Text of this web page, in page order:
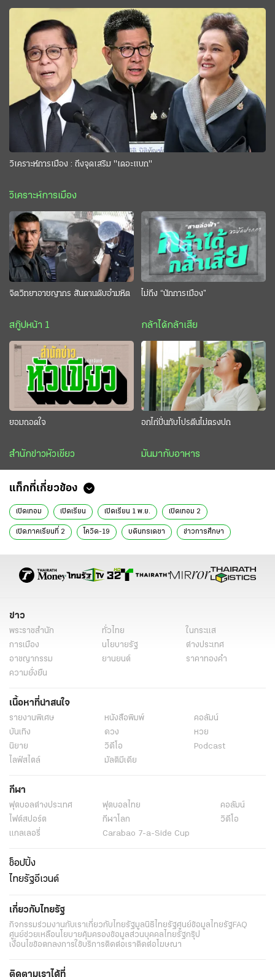
วิเคราะห์การเมือง : ถึงจุดเสริม "เดอะแบก"
วิเคราะห์การเมือง
จิตวิทยาอาชญากร สันดานดิบอำมหิต
สกู๊ปหน้า 1
ไม่ถึง “นักการเมือง”
กล้าได้กล้าเสีย
ยอมถอดใจ
สำนักข่าวหัวเขียว
อกไก่ปั่นกับโปรตีนไม่ตรงปก
มันมากับอาหาร
แท็กที่เกี่ยวข้อง
เปิดเทอม เปิดเรียน เปิดเรียน 1 พ.ย. เปิดเทอม 2
เปิดภาคเรียนที่ 2 โควิด-19 บดินทรเดชา ข่าวการศึกษา
ข่าว
พระราชสำนัก ทั่วไทย
ในกระแส
การเมือง
นโยบายรัฐ
ต่างประเทศ
อาชญากรรม
ยานยนต์
ราคาทองคำ
ความยั่งยืน
เนื้อหาที่น่าสนใจ
รายงานพิเศษ หนังสือพิมพ์
คอลัมน์
บันเทิง
ดวง
หวย
นิยาย
วิดีโอ
Podcast
ไลฟ์สไตล์
มัลติมีเดีย
กีฬา
ฟุตบอลต่่างประเทศ ฟุตบอลไทย
คอลัมน์
ไฟต์สปอร์ต
กีฬาโลก
วิดีโอ
แกลเลอรี่
Carabao 7-a-Side Cup
ช็อปปิ้ง
ไทยรัฐอีเวนต์
เกี่ยวกับไทยรัฐ
กิจกรรมร่วมงานกับเราเกี่ยวกับไทยรัฐมูลนิธิไทยรัฐศูนย์ข้อมูลไทยรัฐFAQ
ศูนย์ช่วยเหลือนโยบายคุ้มครองข้อมูลส่วนบุคคลไทยรัฐกรุ๊ป
เงื่อนไขข้อตกลงการใช้บริการติดต่อเราติดต่อโฆษณา
ติดตามเราได้ที่